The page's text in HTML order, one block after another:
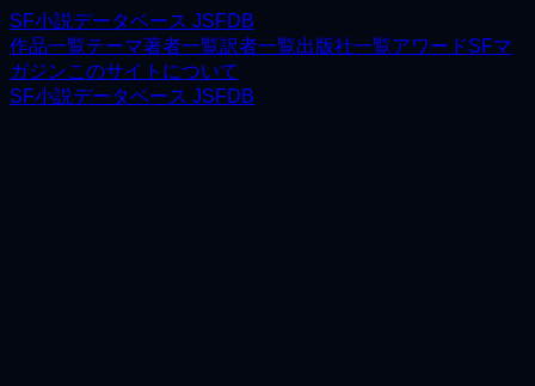
SF小説データベース JSFDB
作品一覧テーマ著者一覧訳者一覧出版社一覧アワードSFマ
ガジンこのサイトについて
SF小説データベース JSFDB